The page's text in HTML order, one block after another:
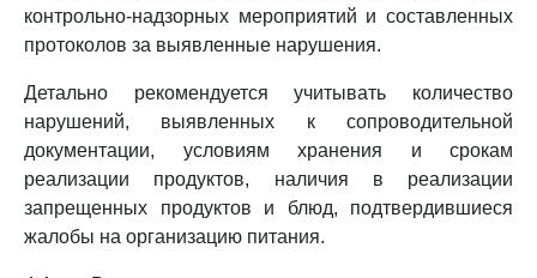
контрольно-надзорных мероприятий и составленных
протоколов за выявленные нарушения.
Детально рекомендуется учитывать количество
нарушений, выявленных к сопроводительной
документации, условиям хранения и срокам
реализации продуктов, наличия в реализации
запрещенных продуктов и блюд, подтвердившиеся
жалобы на организацию питания.